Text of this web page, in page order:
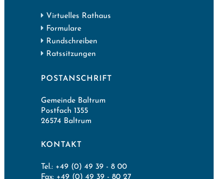
Virtuelles Rathaus
Formulare
Rundschreiben
Ratssitzungen
POSTANSCHRIFT
Gemeinde Baltrum
Postfach 1355
26574 Baltrum
KONTAKT
Tel.: +49 (0) 49 39 - 8 00
Fax: +49 (0) 49 39 - 80 27